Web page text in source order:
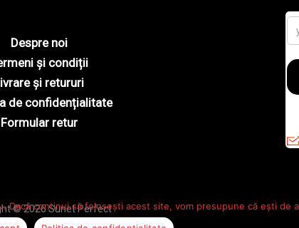
Despre noi
și condiții
și retururi
de confidențialitate
Formular retur
© 2026 Sunet Perfect
continui să folosești acest site, vom presupune că ești de